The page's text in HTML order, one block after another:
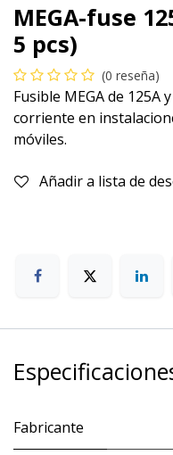
MEGA-fuse
5 pcs)
(0 reseña)
Fusible MEGA de 125A
corriente en
móviles.
Añadir a lista de
Fabricante